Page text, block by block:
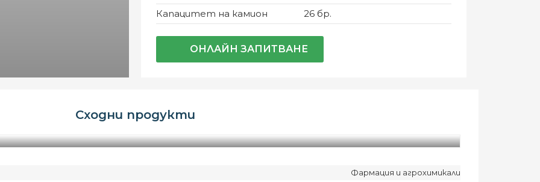
Капацитет на камион
26 бр.
ОНЛАЙН ЗАПИТВАНЕ
Сходни продукти
Фармация и агрохимикали